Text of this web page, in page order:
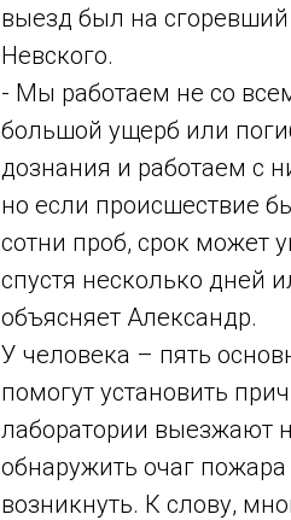
выезд был на
Невского.
- Мы работаем не со
большой ущерб или
дознания и работаем с
но если происшествие
сотни проб, срок может
спустя несколько дней
объясняет Александр.
У человека – пять
помогут установить
лаборатории выезжают
обнаружить очаг
возникнуть. К слову,